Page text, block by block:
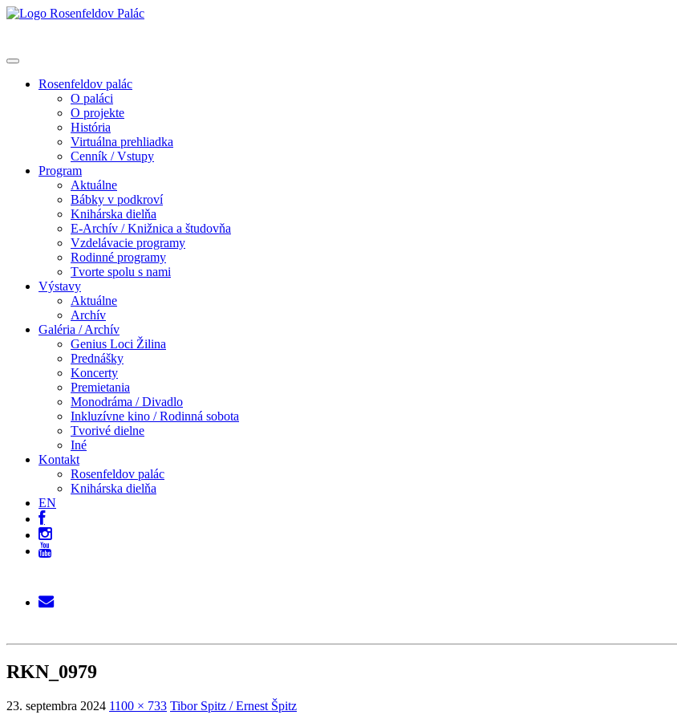
Rosenfeldov palác
O paláci
O projekte
História
Virtuálna prehliadka
Cenník / Vstupy
Program
Aktuálne
Bábky v podkroví
Knihárska dielňa
E-Archív / Knižnica a študovňa
Vzdelávacie programy
Rodinné programy
Tvorte spolu s nami
Výstavy
Aktuálne
Archív
Galéria / Archív
Genius Loci Žilina
Prednášky
Koncerty
Premietania
Monodráma / Divadlo
Inkluzívne kino / Rodinná sobota
Tvorivé dielne
Iné
Kontakt
Rosenfeldov palác
Knihárska dielňa
EN
RKN_0979
23. septembra 2024 1100 × 733 Tibor Spitz / Ernest Špitz